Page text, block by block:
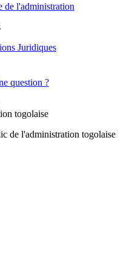
de l'administration
Juridiques
question ?
togolaise
de l'administration togolaise